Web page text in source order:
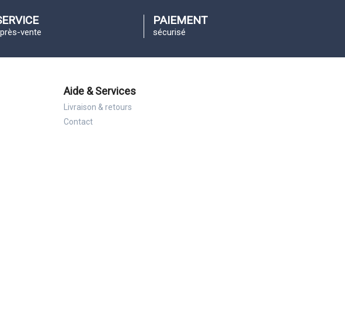
vente
PAIEMENT
sécurisé
Aide & Services
Livraison & retours
Contact